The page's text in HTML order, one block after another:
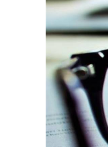
EDUCATIE